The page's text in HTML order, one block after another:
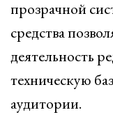
прозрачной
средства
деятельность
техническую
аудитории.